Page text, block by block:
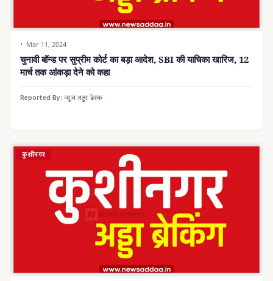
Mar 11, 2024
चुनावी बॉन्ड पर सुप्रीम कोर्ट का बड़ा आदेश, SBI की याचिका खारिज, 12
मार्च तक आंकड़ा देने को कहा
Reported By: न्यूज अड्डा डेस्क
कुशीनगर